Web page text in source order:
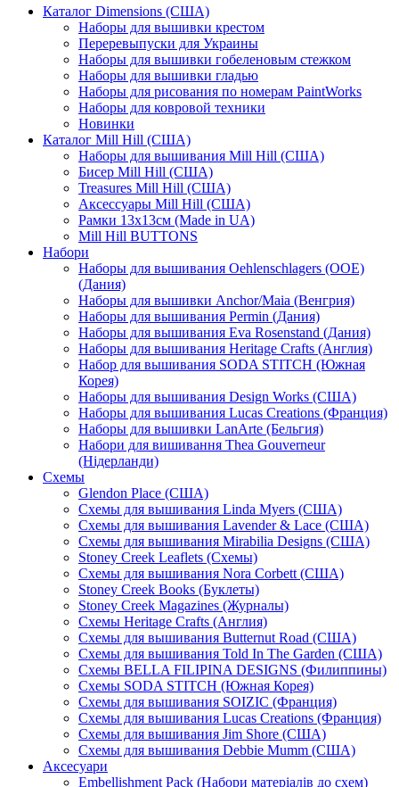
Каталог Dimensions (США)
Наборы для вышивки крестом
Переревыпуски для Украины
Наборы для вышивки гобеленовым стежком
Наборы для вышивки гладью
Наборы для рисования по номерам PaintWorks
Наборы для ковровой техники
Новинки
Каталог Mill Hill (США)
Наборы для вышивания Mill Hill (США)
Бисер Mill Hill (США)
Treasures Mill Hill (США)
Аксессуары Mill Hill (США)
Рамки 13х13см (Made in UA)
Mill Hill BUTTONS
Набори
Наборы для вышивания Oehlenschlagers (OOE)
(Дания)
Наборы для вышивки Anchor/Maia (Венгрия)
Наборы для вышивания Permin (Дания)
Наборы для вышивания Eva Rosenstand (Дания)
Наборы для вышивания Heritage Crafts (Англия)
Набор для вышивания SODA STITCH (Южная
Корея)
Наборы для вышивания Design Works (США)
Наборы для вышивания Lucas Creations (Франция)
Наборы для вышивки LanArte (Бельгия)
Набори для вишивання Thea Gouverneur
(Нідерланди)
Схемы
Glendon Place (США)
Схемы для вышивания Linda Myers (США)
Схемы для вышивания Lavender & Lace (США)
Схемы для вышивания Mirabilia Designs (США)
Stoney Creek Leaflets (Схемы)
Схемы для вышивания Nora Corbett (США)
Stoney Creek Books (Буклеты)
Stoney Creek Magazines (Журналы)
Схемы Heritage Crafts (Англия)
Схемы для вышивания Butternut Road (США)
Схемы для вышивания Told In The Garden (США)
Схемы BELLA FILIPINA DESIGNS (Филиппины)
Схемы SODA STITCH (Южная Корея)
Схемы для вышивания SOIZIC (Франция)
Схемы для вышивания Lucas Creations (Франция)
Схемы для вышивания Jim Shore (США)
Схемы для вышивания Debbie Mumm (США)
Аксесуари
Embellishment Pack (Набори матеріалів до схем)